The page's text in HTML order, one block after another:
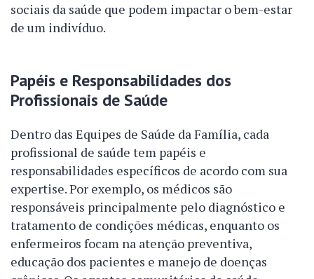
sociais da saúde que podem impactar o bem-estar
de um indivíduo.
Papéis e Responsabilidades dos
Profissionais de Saúde
Dentro das Equipes de Saúde da Família, cada
profissional de saúde tem papéis e
responsabilidades específicos de acordo com sua
expertise. Por exemplo, os médicos são
responsáveis principalmente pelo diagnóstico e
tratamento de condições médicas, enquanto os
enfermeiros focam na atenção preventiva,
educação dos pacientes e manejo de doenças